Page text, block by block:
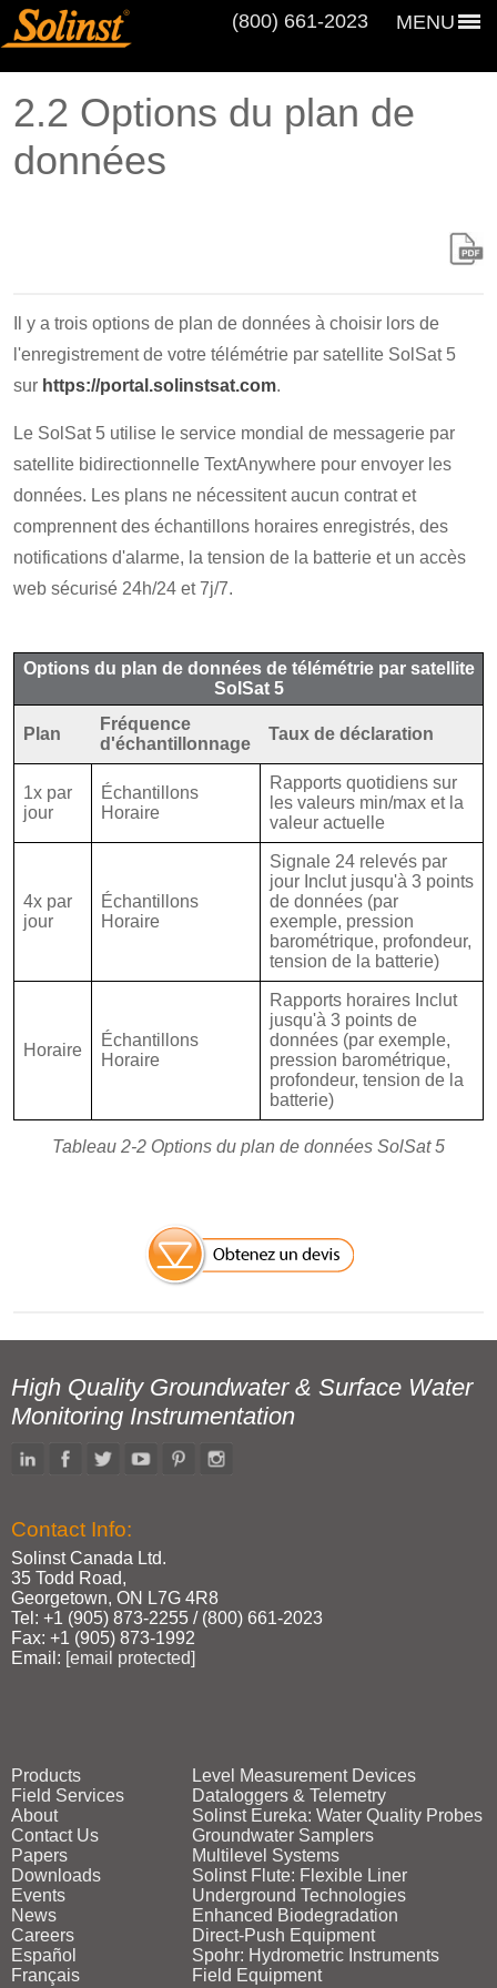
MENU
(800) 661‑2023
2.2 Options du plan de
données
Il y a trois options de plan de données à choisir lors de
l'enregistrement de votre télémétrie par satellite SolSat 5
sur https://portal.solinstsat.com.
Le SolSat 5 utilise le service mondial de messagerie par
satellite bidirectionnelle TextAnywhere pour envoyer les
données. Les plans ne nécessitent aucun contrat et
comprennent des échantillons horaires enregistrés, des
notifications d'alarme, la tension de la batterie et un accès
web sécurisé 24h/24 et 7j/7.
Options du plan de données de télémétrie par satellite
SolSat 5
Plan
Fréquence
d'échantillonnage
Taux de déclaration
1x par
jour
Échantillons
Horaire
Rapports quotidiens sur
les valeurs min/max et la
valeur actuelle
4x par
jour
Échantillons
Horaire
Signale 24 relevés par
jour Inclut jusqu'à 3 points
de données (par
exemple, pression
barométrique, profondeur,
tension de la batterie)
Horaire
Échantillons
Horaire
Rapports horaires Inclut
jusqu'à 3 points de
données (par exemple,
pression barométrique,
profondeur, tension de la
batterie)
Tableau 2-2 Options du plan de données SolSat 5
High Quality Groundwater & Surface Water
Monitoring Instrumentation
Contact Info:
Solinst Canada Ltd.
35 Todd Road,
Georgetown, ON L7G 4R8
Tel: +1 (905) 873‑2255 / (800) 661‑2023
Fax: +1 (905) 873‑1992
Email: [email protected]
Products
Field Services
About
Contact Us
Papers
Downloads
Events
News
Careers
Español
Français
Level Measurement Devices
Dataloggers & Telemetry
Solinst Eureka: Water Quality Probes
Groundwater Samplers
Multilevel Systems
Solinst Flute: Flexible Liner
Underground Technologies
Enhanced Biodegradation
Direct‑Push Equipment
Spohr: Hydrometric Instruments
Field Equipment